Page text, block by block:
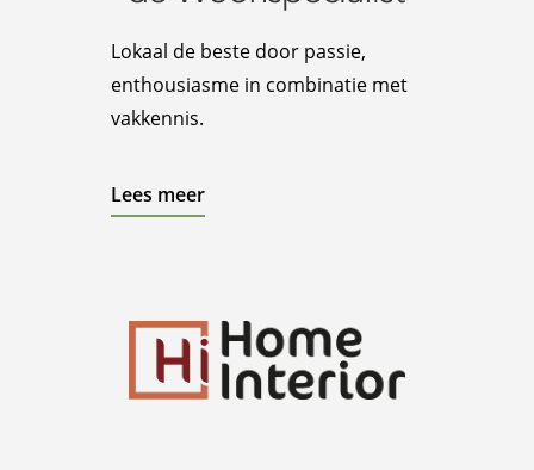
Lokaal de beste door passie,
enthousiasme in combinatie met
vakkennis.
Lees meer